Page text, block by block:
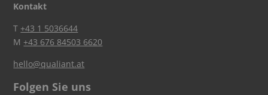
Kontakt
T+43 1 5036644
M+43 676 84503 6620
hello@qualiant.at
Folgen Sie uns